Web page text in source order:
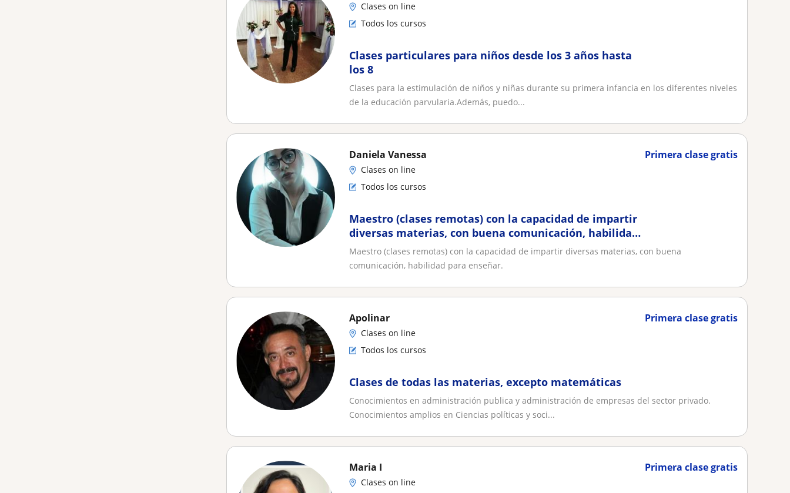
Clases on line
Todos los cursos
Clases particulares para niños desde los 3 años hasta
los 8
Clases para la estimulación de niños y niñas durante su primera infancia en los diferentes niveles
de la educación parvularia.Además, puedo...
Primera clase gratis
Daniela Vanessa
Clases on line
Todos los cursos
Maestro (clases remotas) con la capacidad de impartir
diversas materias, con buena comunicación, habilidad
para enseñar
Maestro (clases remotas) con la capacidad de impartir diversas materias, con buena
comunicación, habilidad para enseñar.
Primera clase gratis
Apolinar
Clases on line
Todos los cursos
Clases de todas las materias, excepto matemáticas
Conocimientos en administración publica y administración de empresas del sector privado.
Conocimientos amplios en Ciencias políticas y soci...
Primera clase gratis
Maria I
Clases on line